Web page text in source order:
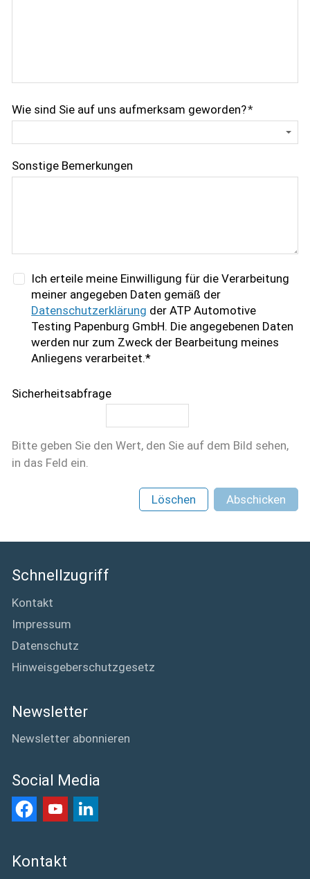
Wie sind Sie auf uns aufmerksam geworden?*
Sonstige Bemerkungen
Ich erteile meine Einwilligung für die Verarbeitung
meiner angegeben Daten gemäß der
Datenschutzerklärung der ATP Automotive
Testing Papenburg GmbH. Die angegebenen Daten
werden nur zum Zweck der Bearbeitung meines
Anliegens verarbeitet.*
Sicherheitsabfrage
Bitte geben Sie den Wert, den Sie auf dem Bild sehen,
in das Feld ein.
Löschen Abschicken
Schnellzugriff
Kontakt
Impressum
Datenschutz
Hinweisgeberschutzgesetz
Newsletter
Newsletter abonnieren
Social Media
Kontakt